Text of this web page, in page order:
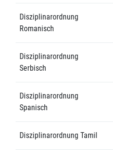
Disziplinarordnung
Romanisch
Disziplinarordnung
Serbisch
Disziplinarordnung
Spanisch
Disziplinarordnung Tamil